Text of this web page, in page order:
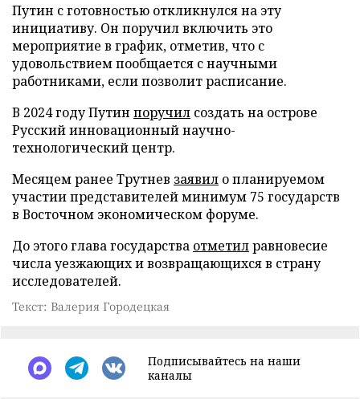
Путин с готовностью откликнулся на эту
инициативу. Он поручил включить это
мероприятие в график, отметив, что с
удовольствием пообщается с научными
работниками, если позволит расписание.
В 2024 году Путин поручил создать на острове
Русский инновационный научно-
технологический центр.
Месяцем ранее Трутнев заявил о планируемом
участии представителей минимум 75 государств
в Восточном экономическом форуме.
До этого глава государства отметилравновесие
числа уезжающих и возвращающихся в страну
исследователей.
Текст: Валерия Городецкая
Подписывайтесь на наши
каналы